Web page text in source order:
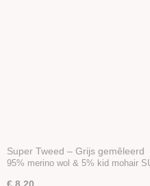
Super Tweed – Grijs gemêleerd
95% merino wol & 5% kid mohair
€ 8,20